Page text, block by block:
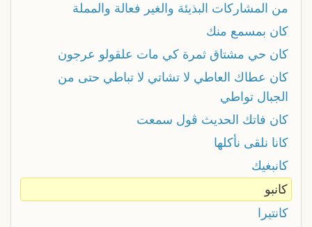
من المشاركات البذيئة والغير فعالة والمملة
كان بمسمع منك
كان حي مشتاق ثمرة كي مات علقولو عرجون
كان عطاك العاطي لا تشاتي لا تباطي حتى من
الجبال تواطي
كان فاتك الحديث ڨول سمعت
كانا نلقى نأكلها
كانبغيك
كانبو
كانتيرا